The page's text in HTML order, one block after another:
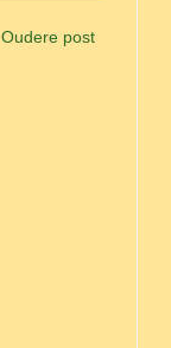
Oudere post